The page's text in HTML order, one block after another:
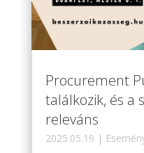
Procurement
találkozik, és a
releváns
2025.05.19 |